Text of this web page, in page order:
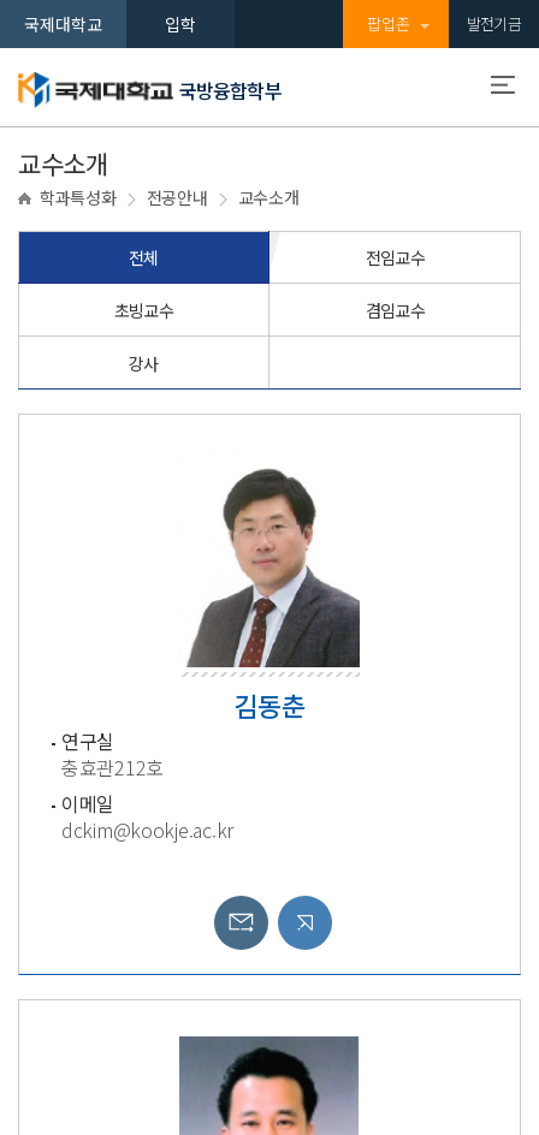
국제대학교 입학 팝업존 발전기금
국방융합학부
학과특성화 전공안내 교수소개
교수소개
전체 전임교수
초빙교수 겸임교수
강사
김동춘
연구실
충효관212호
이메일
dckim@kookje.ac.kr